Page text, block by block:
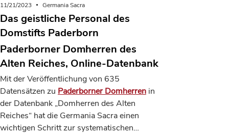
11/21/2023 Germania Sacra
Das geistliche Personal des
Domstifts Paderborn
Paderborner Domherren des
Alten Reiches, Online-Datenbank
Mit der Veröffentlichung von 635
Datensätzen zu Paderborner Domherren in
der Datenbank „Domherren des Alten
Reiches“ hat die Germania Sacra einen
wichtigen Schritt zur systematischen…